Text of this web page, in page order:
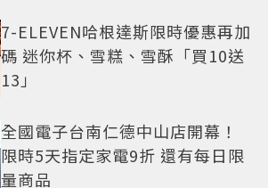
7-ELEVEN哈根達斯限時優惠再加
碼 迷你杯、雪糕、雪酥「買10送
13」
全國電子台南仁德中山店開幕！
限時5天指定家電9折 還有每日限
量商品